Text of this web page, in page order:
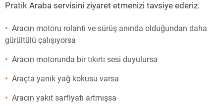
Pratik Araba servisini ziyaret etmenizi tavsiye ederiz.
Aracın motoru rolanti ve sürüş anında olduğundan daha
gürültülü çalışıyorsa
Aracın motorunda bir tıkırtı sesi duyulursa
Araçta yanık yağ kokusu varsa
Aracın yakıt sarfiyatı artmışsa